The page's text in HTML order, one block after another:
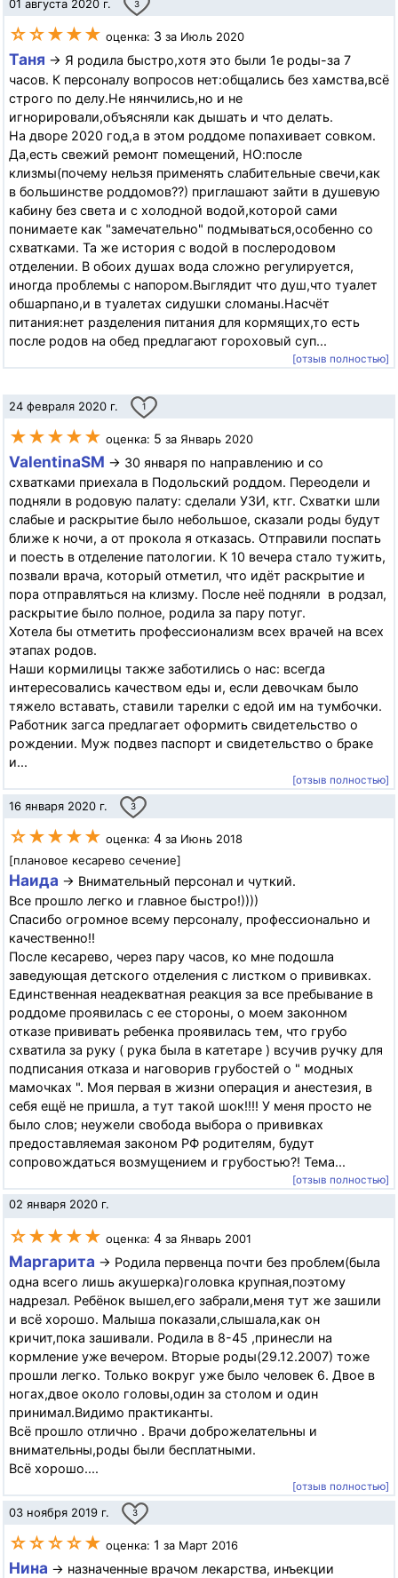
01 августа 2020 г. 3
☆☆★★★ оценка: 3 за Июль 2020
Таня → Я родила быстро,хотя это были 1е роды-за 7
часов. К персоналу вопросов нет:общались без хамства,всё
строго по делу.Не нянчились,но и не
игнорировали,объясняли как дышать и что делать.
На дворе 2020 год,а в этом роддоме попахивает совком.
Да,есть свежий ремонт помещений, НО:после
клизмы(почему нельзя применять слабительные свечи,как
в большинстве роддомов??) приглашают зайти в душевую
кабину без света и с холодной водой,которой сами
понимаете как "замечательно" подмываться,особенно со
схватками. Та же история с водой в послеродовом
отделении. В обоих душах вода сложно регулируется,
иногда проблемы с напором.Выглядит что душ,что туалет
обшарпано,и в туалетах сидушки сломаны.Насчёт
питания:нет разделения питания для кормящих,то есть
после родов на обед предлагают гороховый суп...
[отзыв полностью]
24 февраля 2020 г. 1
★★★★★ оценка: 5 за Январь 2020
ValentinaSM → 30 января по направлению и со
схватками приехала в Подольский роддом. Переодели и
подняли в родовую палату: сделали УЗИ, ктг. Схватки шли
слабые и раскрытие было небольшое, сказали роды будут
ближе к ночи, а от прокола я отказась. Отправили поспать
и поесть в отделение патологии. К 10 вечера стало тужить,
позвали врача, который отметил, что идёт раскрытие и
пора отправляться на клизму. После неё подняли в родзал,
раскрытие было полное, родила за пару потуг.
Хотела бы отметить профессионализм всех врачей на всех
этапах родов.
Наши кормилицы также заботились о нас: всегда
интересовались качеством еды и, если девочкам было
тяжело вставать, ставили тарелки с едой им на тумбочки.
Работник загса предлагает оформить свидетельство о
рождении. Муж подвез паспорт и свидетельство о браке
и...
[отзыв полностью]
16 января 2020 г. 3
☆★★★★ оценка: 4 за Июнь 2018
[плановое кесарево сечение]
Наида → Внимательный персонал и чуткий.
Все прошло легко и главное быстро!))))
Спасибо огромное всему персоналу, профессионально и
качественно!!
После кесарево, через пару часов, ко мне подошла
заведующая детского отделения с листком о прививках.
Единственная неадекватная реакция за все пребывание в
роддоме проявилась с ее стороны, о моем законном
отказе прививать ребенка проявилась тем, что грубо
схватила за руку ( рука была в катетаре ) всучив ручку для
подписания отказа и наговорив грубостей о " модных
мамочках ". Моя первая в жизни операция и анестезия, в
себя ещё не пришла, а тут такой шок!!!! У меня просто не
было слов; неужели свобода выбора о прививках
предоставляемая законом РФ родителям, будут
сопровождаться возмущением и грубостью?! Тема...
[отзыв полностью]
02 января 2020 г.
☆★★★★ оценка: 4 за Январь 2001
Маргарита → Родила первенца почти без проблем(была
одна всего лишь акушерка)головка крупная,поэтому
надрезал. Ребёнок вышел,его забрали,меня тут же зашили
и всё хорошо. Малыша показали,слышала,как он
кричит,пока зашивали. Родила в 8-45 ,принесли на
кормление уже вечером. Вторые роды(29.12.2007) тоже
прошли легко. Только вокруг уже было человек 6. Двое в
ногах,двое около головы,один за столом и один
принимал.Видимо практиканты.
Всё прошло отлично . Врачи доброжелательны и
внимательны,роды были бесплатными.
Всё хорошо....
[отзыв полностью]
03 ноября 2019 г. 3
☆☆☆☆★ оценка: 1 за Март 2016
Нина → назначенные врачом лекарства, инъекции